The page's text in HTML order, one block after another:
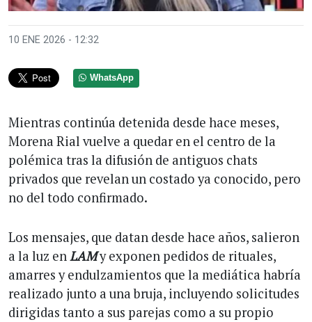
10 ENE 2026 - 12:32
WhatsApp
Mientras continúa detenida desde hace meses,
Morena Rial vuelve a quedar en el centro de la
polémica tras la difusión de antiguos chats
privados que revelan un costado ya conocido, pero
no del todo confirmado.
Los mensajes, que datan desde hace años, salieron
a la luz enLAMy exponen pedidos de rituales,
amarres y endulzamientos que la mediática habría
realizado junto a una bruja, incluyendo solicitudes
dirigidas tanto a sus parejas como a su propio